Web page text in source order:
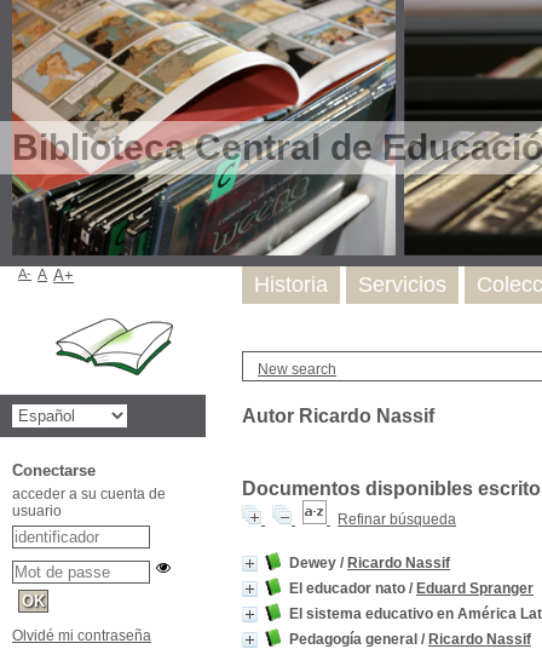
Biblioteca Central de
New search
Autor Ricardo Nassif
Documentos disponibles
Refinar búsqueda
Dewey / Ricardo Nassif
El educador nato / Eduard Spranger
El sistema educativo en América
Pedagogía general / Ricardo Nassif
Historia Servicios
A- A A+
Conectarse
acceder a su cuenta de
usuario
Olvidé mi contraseña